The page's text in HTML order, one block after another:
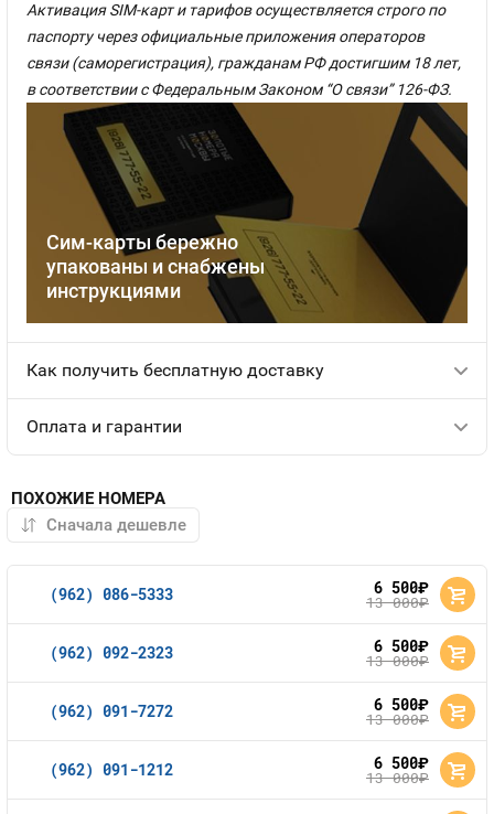
Сим-карты бережно
упакованы и снабжены
инструкциями
Активация SIM-карт и тарифов осуществляется строго по
паспорту через официальные приложения операторов
связи (саморегистрация), гражданам РФ достигшим 18 лет,
в соответствии с Федеральным Законом “О связи” 126-ФЗ.
Как получить бесплатную доставку
Оплата и гарантии
ПОХОЖИЕ НОМЕРА
(962) 086-5333 6 500руб.
13 000руб.
(962) 092-2323 6 500руб.
13 000руб.
(962) 091-7272 6 500руб.
13 000руб.
(962) 091-1212 6 500руб.
13 000руб.